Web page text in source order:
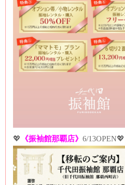
💖 《振袖館那覇店》6/13OPEN💖